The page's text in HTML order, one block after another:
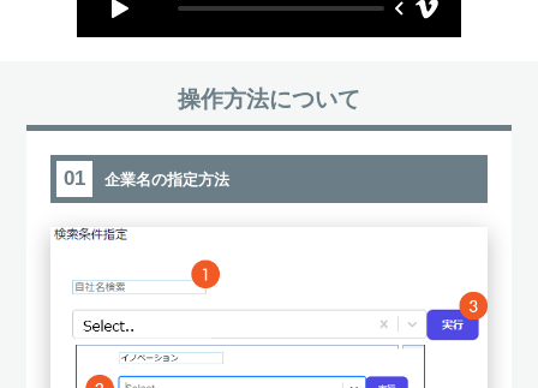
操作方法について
01 企業名の指定方法